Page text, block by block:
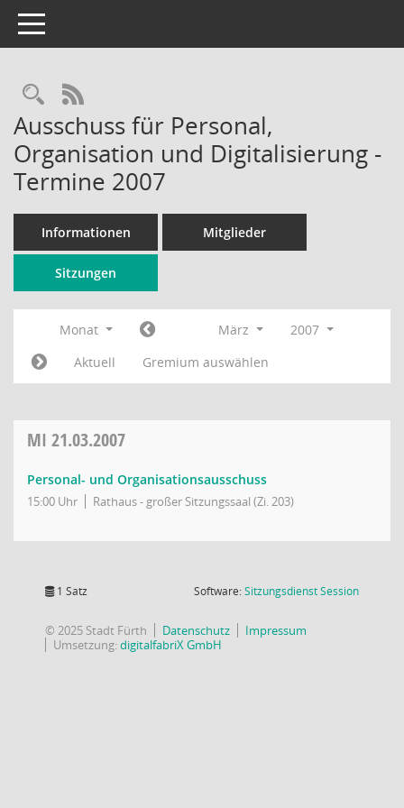
Toggle navigation
Rechercheauswahl
RSS-Feed
Ausschuss für Personal,
Organisation und Digitalisierung -
Termine 2007
Informationen Mitglieder
Sitzungen
Monat März
2007
Aktuell
Gremium auswählen
MI 21.03.2007
Personal- und Organisationsausschuss
15:00 Uhr Rathaus - großer Sitzungssaal (Zi. 203)
1 Satz Software:SitzungsdienstSession(Wird in
© 2025 Stadt Fürth Datenschutz
Impressum
Umsetzung:digitalfabriX GmbH